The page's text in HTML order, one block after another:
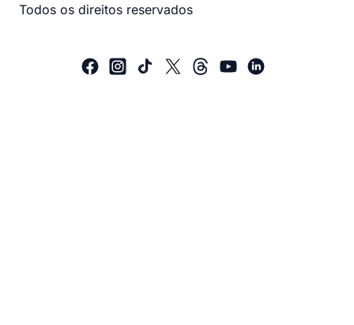
Todos os direitos reservados